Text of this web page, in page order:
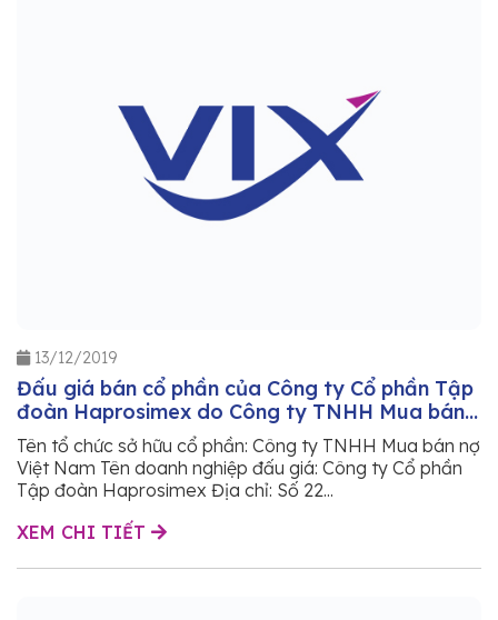
13/12/2019
Đấu giá bán cổ phần của Công ty Cổ phần Tập
đoàn Haprosimex do Công ty TNHH Mua bán
nợ Việt Nam sở hữu
Tên tổ chức sở hữu cổ phần: Công ty TNHH Mua bán nợ
Việt Nam Tên doanh nghiệp đấu giá: Công ty Cổ phần
Tập đoàn Haprosimex Địa chỉ: Số 22...
XEM CHI TIẾT